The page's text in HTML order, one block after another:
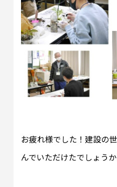
お疲れ様でした！建設の
んでいただけたでしょうか